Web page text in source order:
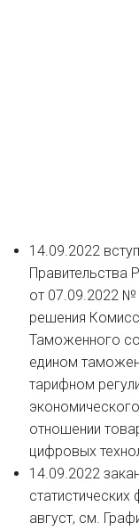
14.09.2022
Правительства
от 07.09.2022 №
решения
Таможенного
едином
тарифном
отношении
цифровых
14.09.2022
август, см.